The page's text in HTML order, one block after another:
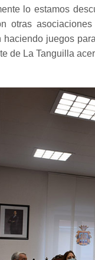
lo estamos
otras
haciendo juegos
de La Tanguilla